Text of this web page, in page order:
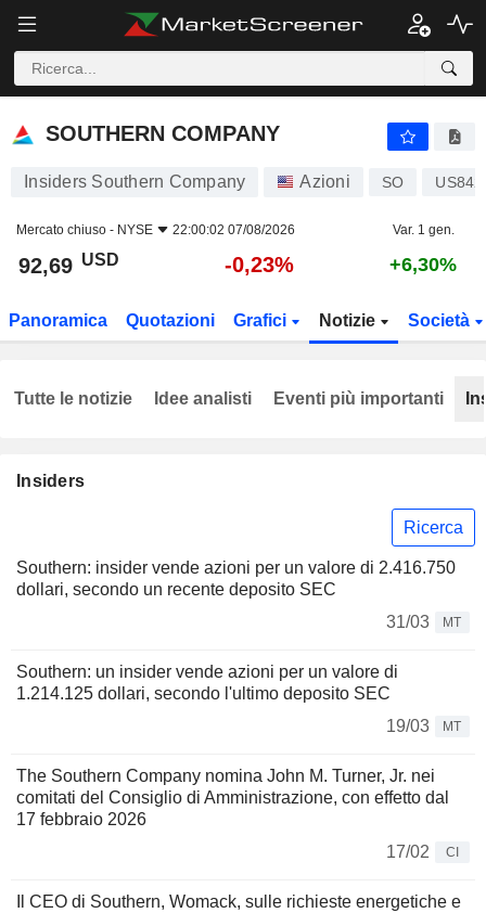
SOUTHERN COMPANY
SOUTHERN COMPANY
Insiders Southern Company Azioni SO
Mercato chiuso - NYSE 22:00:02 07/08/2026 Var. 1 gen.
92,69 USD -0,23% +6,30%
Panoramica Quotazioni Grafici Notizie Società
Insiders
Ricerca
Southern: insider vende azioni per un valore di 2.416.750
dollari, secondo un recente deposito SEC
31/03
MT
Southern: un insider vende azioni per un valore di
1.214.125 dollari, secondo l'ultimo deposito SEC
19/03
MT
The Southern Company nomina John M. Turner, Jr. nei
comitati del Consiglio di Amministrazione, con effetto dal
17 febbraio 2026
17/02
CI
Il CEO di Southern, Womack, sulle richieste energetiche e
Tutte le notizie Idee analisti Eventi più importanti